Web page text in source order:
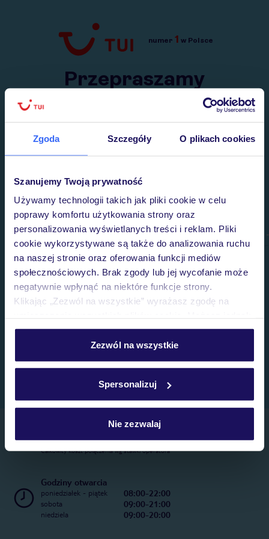
Zgoda Szczegóły O plikach cookies
Szanujemy Twoją prywatność
Używamy technologii takich jak pliki cookie w celu
poprawy komfortu użytkowania strony oraz
personalizowania wyświetlanych treści i reklam. Pliki
cookie wykorzystywane są także do analizowania ruchu
na naszej stronie oraz oferowania funkcji mediów
społecznościowych. Brak zgody lub jej wycofanie może
negatywnie wpłynąć na niektóre funkcje strony.
Klikając „Zezwól na wszystkie” wyrażasz zgodę na
personalizować swój wybór wchodząc w zakładkę
Szczegółowe informacje o plikach cookie znajdziesz
Zezwól na wszystkie
Spersonalizuj
Nie zezwalaj
Przejdź do TUI.pl
numer 1 w Polsce
Przepraszamy
Wysłaliśmy nasz serwis na krótkie wakacje.
Telefoniczne Centrum Rezerwacji
22 270 31 20
Całkowity koszt połączenia wg stawki operatora
Godziny otwarcia
poniedziałek - piątek 08:00-22:00
sobota 09:00-21:00
niedziela 09:00-20:00